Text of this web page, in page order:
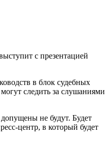
с презентацией
в блок судебных
следить за слушаниями
не будут. Будет
центр, в который будет